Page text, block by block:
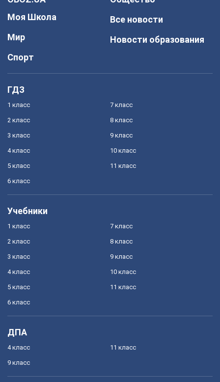
Моя Школа
Мир
Спорт
Все новости
Новости образования
ГДЗ
1 класс
2 класс
3 класс
4 класс
5 класс
6 класс
7 класс
8 класс
9 класс
10 класс
11 класс
Учебники
1 класс
2 класс
3 класс
4 класс
5 класс
6 класс
7 класс
8 класс
9 класс
10 класс
11 класс
ДПА
4 класс
9 класс
11 класс